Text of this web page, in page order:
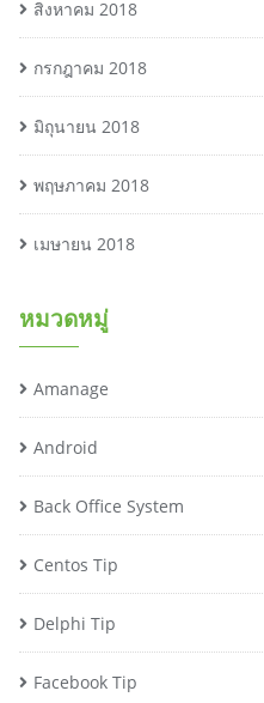
สิงหาคม 2018
กรกฎาคม 2018
มิถุนายน 2018
พฤษภาคม 2018
เมษายน 2018
หมวดหมู่
Amanage
Android
Back Office System
Centos Tip
Delphi Tip
Facebook Tip